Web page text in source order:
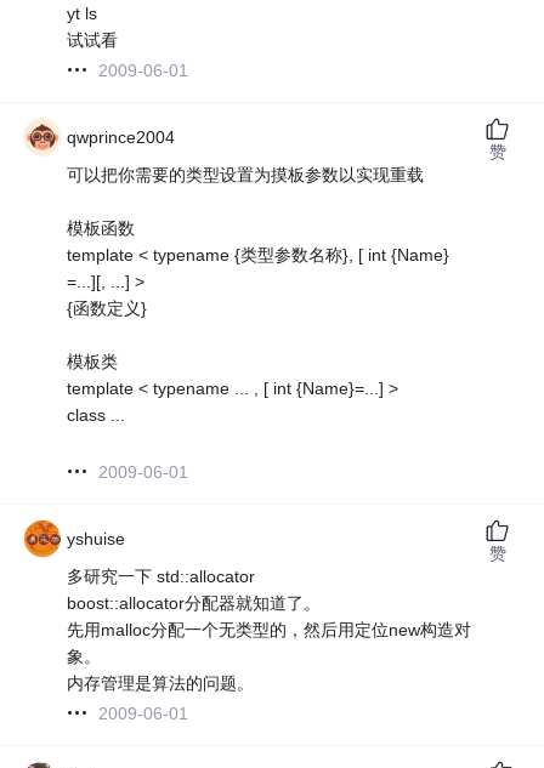
yt ls
试试看
2009-06-01
qwprince2004
可以把你需要的类型设置为摸板参数以实现重载
模板函数
template < typename {类型参数名称}, [ int {Name}
=...][, ...] >
{函数定义}
模板类
template < typename ... , [ int {Name}=...] >
class ...
2009-06-01
赞
yshuise
多研究一下 std::allocator
boost::allocator分配器就知道了。
先用malloc分配一个无类型的，然后用定位new构造对
象。
内存管理是算法的问题。
2009-06-01
赞